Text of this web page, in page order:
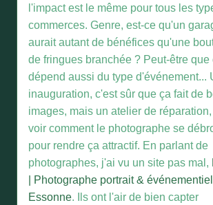
l'impact est le même pour tous les
commerces. Genre, est-ce qu'un
aurait autant de bénéfices qu'une
de fringues branchée ? Peut-être que
dépend aussi du type d'événement...
inauguration, c'est sûr que ça fait de
images, mais un atelier de
voir comment le photographe se
pour rendre ça attractif. En parlant de
photographes, j'ai vu un site pas mal,
| Photographe portrait &
Essonne. Ils ont l'air de bien capter